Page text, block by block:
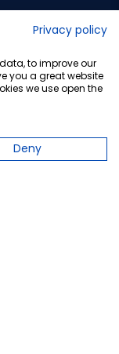
Privacy policy
to improve our
you a great website
we use open the
Deny